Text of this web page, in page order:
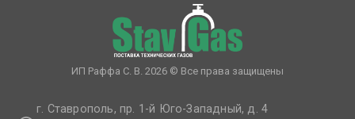
ИП Раффа С. В. 2026 © Все права защищены
г. Ставрополь, пр. 1-й Юго-Западный, д. 4